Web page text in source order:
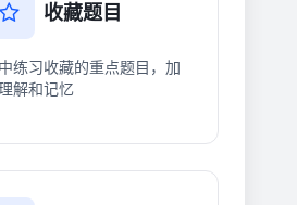
收藏题目
练习收藏的重点题目，加
解和记忆